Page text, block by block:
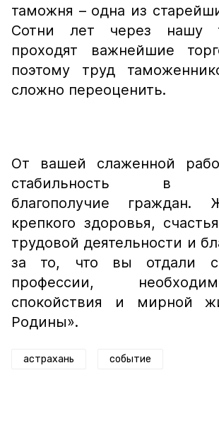
таможня – одна из
Сотни лет через нашу
проходят важнейшие
поэтому труд
сложно переоценить.
От вашей слаженной
стабильность в
благополучие граждан.
крепкого здоровья,
трудовой деятельности и
за то, что вы отдали
профессии,
спокойствия и мирной
Родины».
астрахань событие